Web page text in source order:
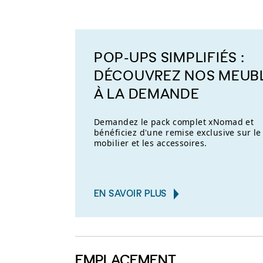
POP-UPS SIMPLIFIÉS :
DÉCOUVREZ NOS
À LA DEMANDE
Demandez le pack complet xNomad et
bénéficiez d'une remise exclusive sur le
mobilier et les accessoires.
EN SAVOIR PLUS
EMPLACEMENT